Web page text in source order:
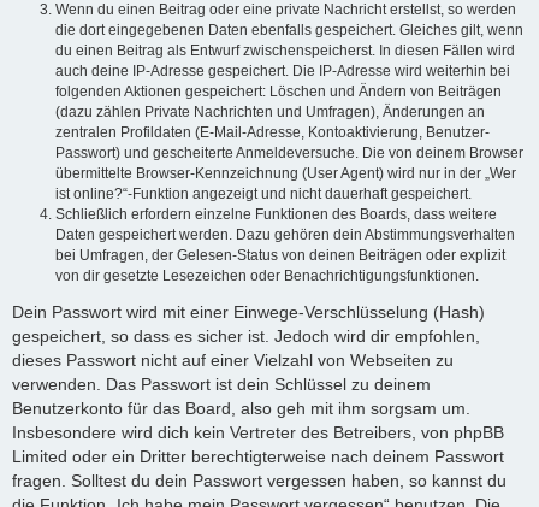
Wenn du einen Beitrag oder eine private Nachricht erstellst, so werden
die dort eingegebenen Daten ebenfalls gespeichert. Gleiches gilt, wenn
du einen Beitrag als Entwurf zwischenspeicherst. In diesen Fällen wird
auch deine IP-Adresse gespeichert. Die IP-Adresse wird weiterhin bei
folgenden Aktionen gespeichert: Löschen und Ändern von Beiträgen
(dazu zählen Private Nachrichten und Umfragen), Änderungen an
zentralen Profildaten (E-Mail-Adresse, Kontoaktivierung, Benutzer-
Passwort) und gescheiterte Anmeldeversuche. Die von deinem Browser
übermittelte Browser-Kennzeichnung (User Agent) wird nur in der „Wer
ist online?“-Funktion angezeigt und nicht dauerhaft gespeichert.
Schließlich erfordern einzelne Funktionen des Boards, dass weitere
Daten gespeichert werden. Dazu gehören dein Abstimmungsverhalten
bei Umfragen, der Gelesen-Status von deinen Beiträgen oder explizit
von dir gesetzte Lesezeichen oder Benachrichtigungsfunktionen.
Dein Passwort wird mit einer Einwege-Verschlüsselung (Hash)
gespeichert, so dass es sicher ist. Jedoch wird dir empfohlen,
dieses Passwort nicht auf einer Vielzahl von Webseiten zu
verwenden. Das Passwort ist dein Schlüssel zu deinem
Benutzerkonto für das Board, also geh mit ihm sorgsam um.
Insbesondere wird dich kein Vertreter des Betreibers, von phpBB
Limited oder ein Dritter berechtigterweise nach deinem Passwort
fragen. Solltest du dein Passwort vergessen haben, so kannst du